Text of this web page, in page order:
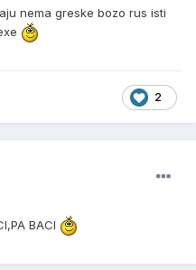
nema greske bozo rus isti
2
BACI